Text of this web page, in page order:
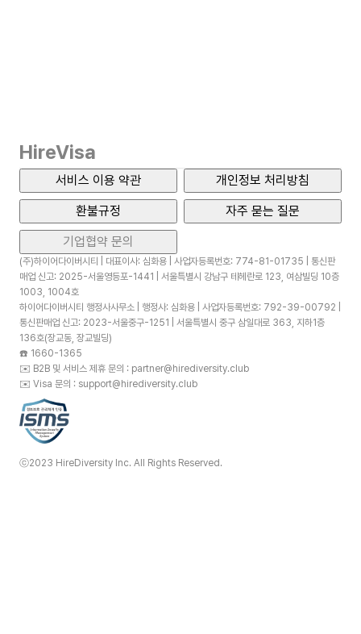
HireVisa
서비스 이용 약관
개인정보 처리방침
환불규정
자주 묻는 질문
기업협약 문의
(주)하이어다이버시티 | 대표이사: 심화용 | 사업자등록번호: 774-81-01735 | 통신판
매업 신고: 2025-서울영등포-1441 | 서울특별시 강남구 테헤란로 123, 여삼빌딩 10층
1003, 1004호
하이어다이버시티 행정사사무소 | 행정사: 심화용 | 사업자등록번호: 792-39-00792 |
통신판매업 신고: 2023-서울중구-1251 | 서울특별시 중구 삼일대로 363, 지하1층
136호(장교동, 장교빌딩)
☎️ 1660-1365
✉️ B2B 및 서비스 제휴 문의 : partner@hirediversity.club
✉️ Visa 문의 : support@hirediversity.club
ⓒ2023 HireDiversity Inc. All Rights Reserved.